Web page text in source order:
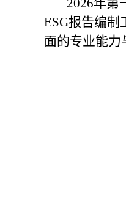
2026年第
ESG报告编
面的专业能力